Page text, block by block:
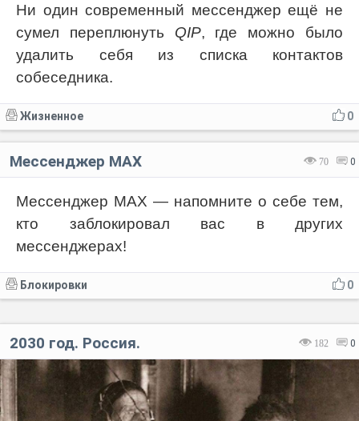
Ни один современный мессенджер ещё не
сумел переплюнуть QIP, где можно было
удалить себя из списка контактов
собеседника.
0
Жизненное
70 0
Мессенджер МАХ
Мессенджер МАХ — напомните о себе тем,
кто заблокировал вас в других
мессенджерах!
0
Блокировки
182 0
2030 год. Россия.